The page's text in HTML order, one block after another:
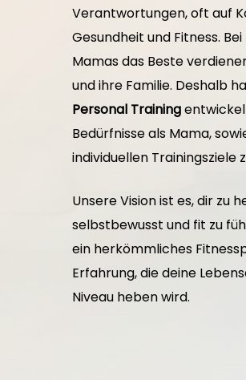
Verantwortungen, oft auf
Gesundheit und Fitness.
Mamas das Beste
und ihre Familie. Deshalb
Personal Training
Bedürfnisse als Mama,
individuellen Trainingsziele
Unsere Vision ist es, dir zu
selbstbewusst und fit zu
ein herkömmliches
Erfahrung, die deine
Niveau heben wird.